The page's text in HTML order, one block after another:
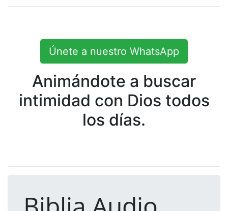
Únete a nuestro WhatsApp
Animándote a buscar
intimidad con Dios todos
los días.